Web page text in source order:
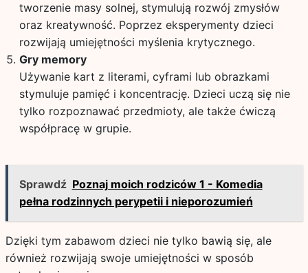
tworzenie masy solnej, stymulują rozwój zmysłów
oraz kreatywność. Poprzez eksperymenty dzieci
rozwijają umiejętności myślenia krytycznego.
Gry memory
Używanie kart z literami, cyframi lub obrazkami
stymuluje pamięć i koncentrację. Dzieci uczą się nie
tylko rozpoznawać przedmioty, ale także ćwiczą
współpracę w grupie.
Sprawdź Poznaj moich rodziców 1 - Komedia
pełna rodzinnych perypetii i nieporozumień
Dzięki tym zabawom dzieci nie tylko bawią się, ale
również rozwijają swoje umiejętności w sposób